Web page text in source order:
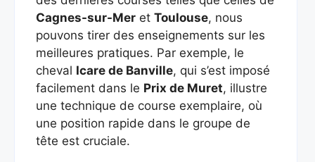
Cagnes-sur-Mer et Toulouse, nous
pouvons tirer des enseignements sur les
meilleures pratiques. Par exemple, le
cheval Icare de Banville, qui s’est imposé
facilement dans le Prix de Muret, illustre
une technique de course exemplaire, où
une position rapide dans le groupe de
tête est cruciale.